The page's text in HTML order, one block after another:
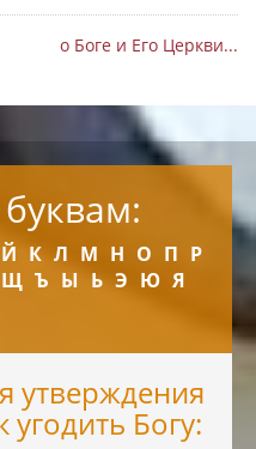
о Боге и Его Церкви...
Й К Л М Н О П Р
Щ Ъ Ы Ь Э Ю Я
утверждения
угодить Богу: